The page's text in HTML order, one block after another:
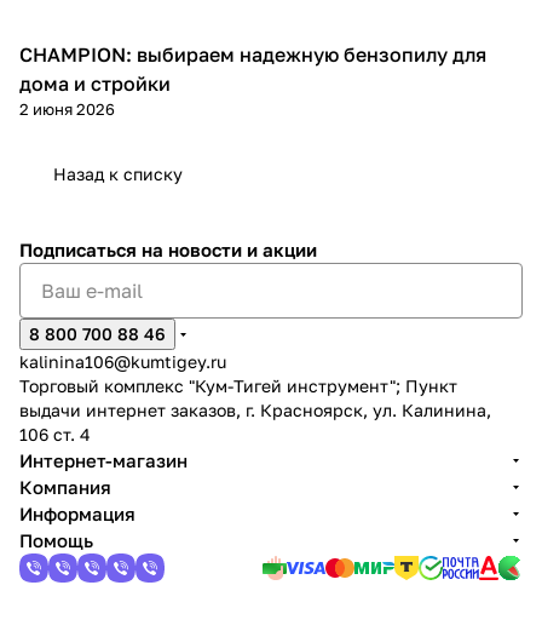
Пилы
CHAMPION: выбираем надежную бензопилу для
дома и стройки
2 июня 2026
Назад к списку
Подписаться на новости и акции
8 800 700 88 46
kalinina106@kumtigey.ru
Торговый комплекс "Кум-Тигей инструмент"; Пункт
выдачи интернет заказов, г. Красноярск, ул. Калинина,
106 ст. 4
Интернет-магазин
Компания
Информация
Помощь
раз в 2 недели